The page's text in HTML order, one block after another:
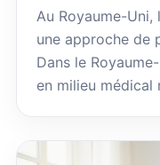
Au Royaume-
une approche de
Dans le
en milieu médical